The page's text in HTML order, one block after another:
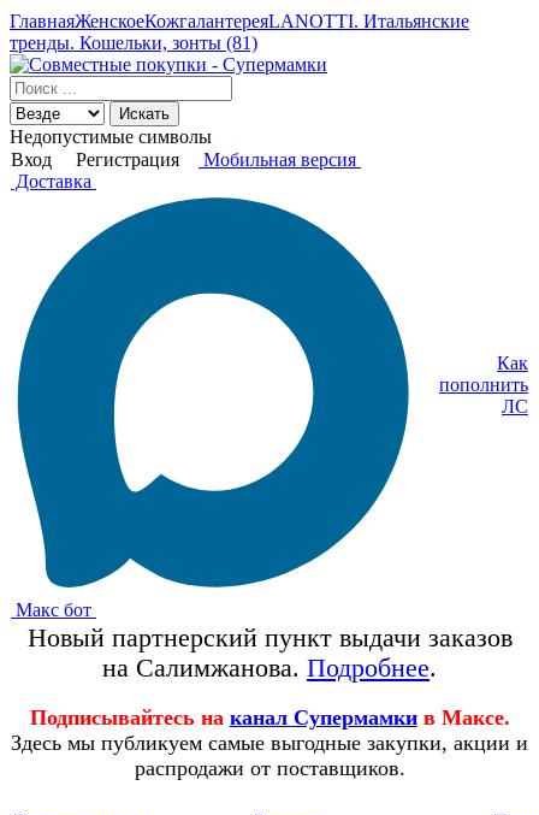
ГлавнаяЖенскоеКожгалантереяLANOTTI. Итальянские
тренды. Кошельки, зонты (81)
Искать
Недопустимые символы
Вход
Регистрация
Мобильная версия
Доставка
Макс бот
Как
пополнить
ЛС
Новый партнерский пункт выдачи заказов
на Салимжанова. Подробнее.
Подписывайтесь на канал Супермамки в Максе.
Здесь мы публикуем самые выгодные закупки, акции и
распродажи от поставщиков.